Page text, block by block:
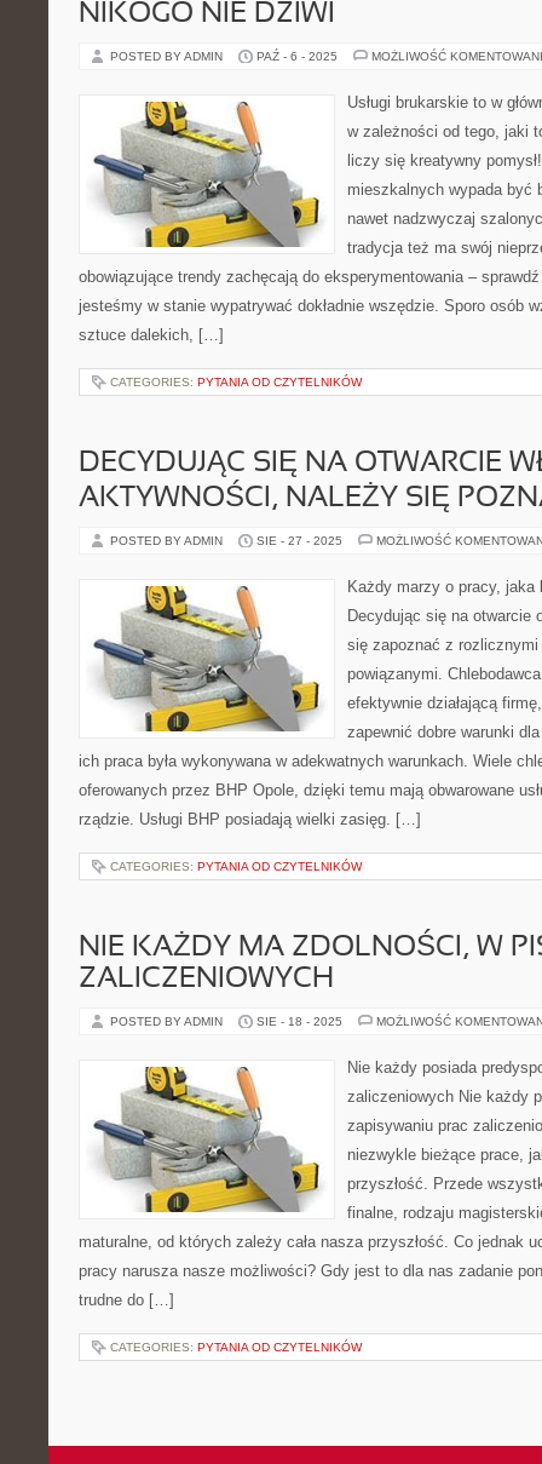
NIKOGO NIE DZIWI
POSTED BY ADMIN PAŹ - 6 - 2025 MOŻLIWOŚĆ
Usługi brukarskie to w
w zależności od tego, jaki
liczy się kreatywny
mieszkalnych wypada być
nawet nadzwyczaj
tradycja też ma swój
obowiązujące trendy zachęcają do eksperymentowania –
jesteśmy w stanie wypatrywać dokładnie wszędzie. Sporo osób
sztuce dalekich, […]
CATEGORIES: PYTANIA OD CZYTELNIKÓW
DECYDUJĄC SIĘ NA OTWARCIE
AKTYWNOŚCI, NALEŻY SIĘ
POSTED BY ADMIN SIE - 27 - 2025 MOŻLIWOŚĆ
Każdy marzy o pracy,
Decydując się na otwarcie
się zapoznać z
powiązanymi.
efektywnie działającą
zapewnić dobre warunki
ich praca była wykonywana w adekwatnych warunkach. Wiele
oferowanych przez BHP Opole, dzięki temu mają obwarowane
rządzie. Usługi BHP posiadają wielki zasięg. […]
CATEGORIES: PYTANIA OD CZYTELNIKÓW
NIE KAŻDY MA ZDOLNOŚCI, W
ZALICZENIOWYCH
POSTED BY ADMIN SIE - 18 - 2025 MOŻLIWOŚĆ
Nie każdy posiada
zaliczeniowych Nie każdy
zapisywaniu prac
niezwykle bieżące prace,
przyszłość. Przede
finalne, rodzaju
maturalne, od których zależy cała nasza przyszłość. Co jednak
pracy narusza nasze możliwości? Gdy jest to dla nas zadanie
trudne do […]
CATEGORIES: PYTANIA OD CZYTELNIKÓW